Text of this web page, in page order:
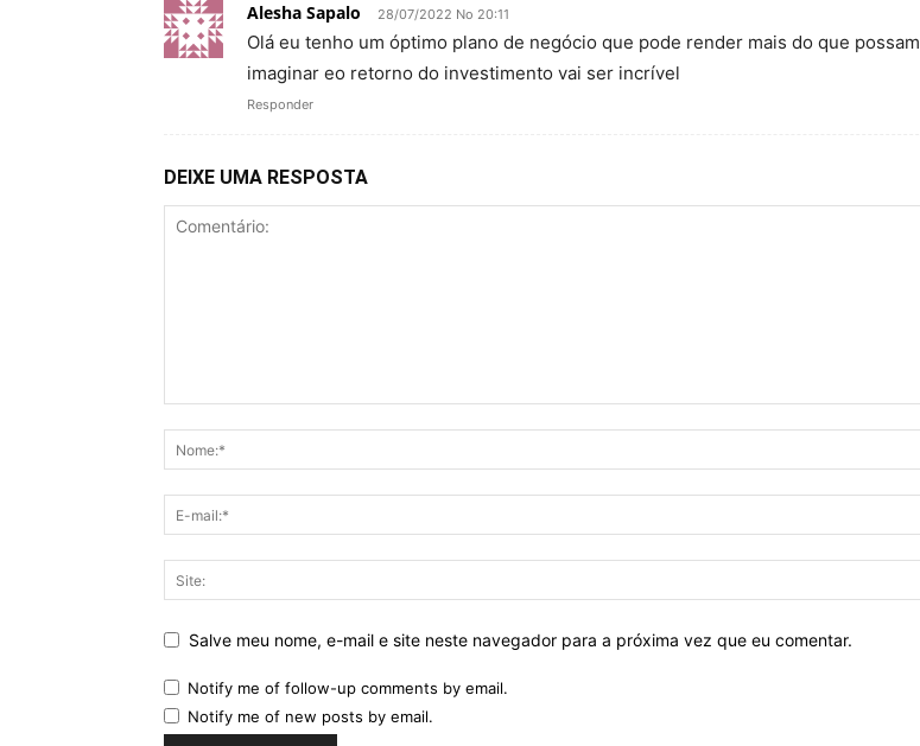
Alesha Sapalo 28/07/2022 No 20:11
Olá eu tenho um óptimo plano de negócio que pode render mais do que possam
imaginar eo retorno do investimento vai ser incrível
Responder
DEIXE UMA RESPOSTA
Salve meu nome, e-mail e site neste navegador para a próxima vez que eu comentar.
Notify me of follow-up comments by email.
Notify me of new posts by email.